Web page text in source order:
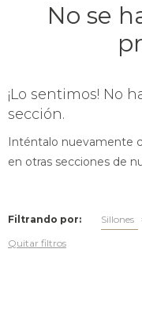
No se
¡Lo sentimos! No
sección.
Inténtalo nuevamente
en otras secciones de
Filtrando por: Sillones
Quitar filtros
Mesas de luz